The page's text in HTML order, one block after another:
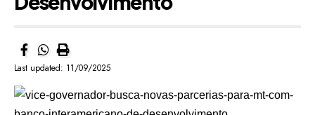
Last updated: 11/09/2025